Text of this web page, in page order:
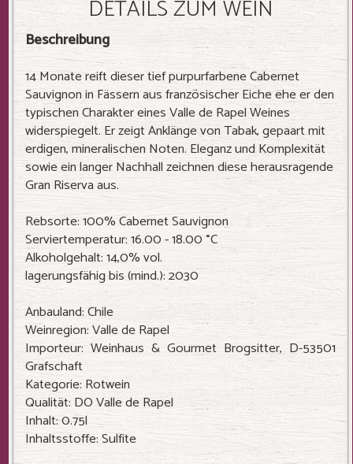
DETAILS ZUM WEIN
Beschreibung
14 Monate reift dieser tief purpurfarbene Cabernet
Sauvignon in Fässern aus französischer Eiche ehe er den
typischen Charakter eines Valle de Rapel Weines
widerspiegelt. Er zeigt Anklänge von Tabak, gepaart mit
erdigen, mineralischen Noten. Eleganz und Komplexität
sowie ein langer Nachhall zeichnen diese herausragende
Gran Riserva aus.
Rebsorte: 100% Cabernet Sauvignon
Serviertemperatur: 16.00 - 18.00 °C
Alkoholgehalt: 14,0% vol.
lagerungsfähig bis (mind.): 2030
Anbauland: Chile
Weinregion: Valle de Rapel
Importeur: Weinhaus & Gourmet Brogsitter, D-53501
Grafschaft
Kategorie: Rotwein
Qualität: DO Valle de Rapel
Inhalt: 0.75l
Inhaltsstoffe: Sulfite